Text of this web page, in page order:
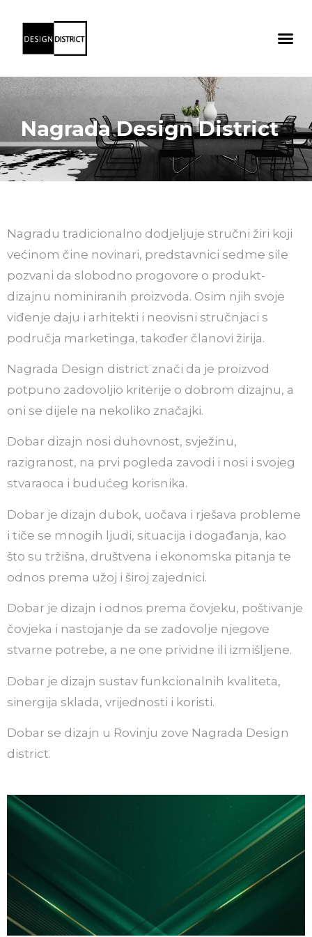
Nagrada Design District
Nagradu tradicionalno dodjeljuje stručni žiri koji
većinom čine novinari, predstavnici sedme sile
pozvani da slobodno progovore o produkt-
dizajnu nominiranih proizvoda. Osim njih svoje
viđenje daju i arhitekti i neovisni stručnjaci s
područja marketinga, također članovi žirija.
Nagrada Design district znači da je proizvod
potpuno zadovoljio kriterije o dobrom dizajnu, a
oni se dijele na nekoliko značajki.
Dobar dizajn nosi duhovnost, svježinu,
razigranost, na prvi pogleda zavodi i nosi i svojeg
stvaraoca i budućeg korisnika.
Dobar je dizajn dubok, uočava i rješava probleme
i tiče se mnogih ljudi, situacija i događanja, kao
što su tržišna, društvena i ekonomska pitanja te
odnos prema užoj i široj zajednici.
Dobar je dizajn i odnos prema čovjeku, poštivanje
čovjeka i nastojanje da se zadovolje njegove
stvarne potrebe, a ne one prividne ili izmišljene.
Dobar je dizajn sustav funkcionalnih kvaliteta,
sinergija sklada, vrijednosti i koristi.
Dobar se dizajn u Rovinju zove Nagrada Design
district.